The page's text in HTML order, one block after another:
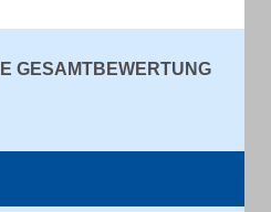
GESAMTBEWERTUNG